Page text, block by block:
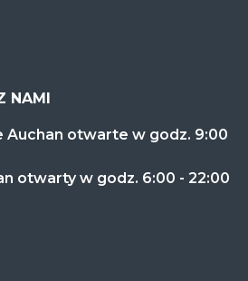
NAMI
Auchan otwarte w godz. 9:00
otwarty w godz. 6:00 - 22:00